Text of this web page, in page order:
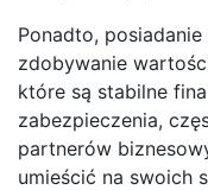
Ponadto,
zdobywanie
które są stabilne
zabezpieczenia,
partnerów
umieścić na swoich